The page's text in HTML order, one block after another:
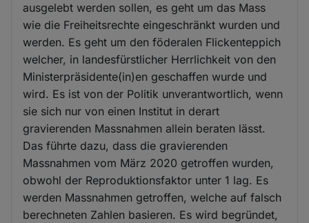
ausgelebt werden sollen, es geht um das Mass
wie die Freiheitsrechte eingeschränkt wurden und
werden. Es geht um den föderalen Flickenteppich
welcher, in landesfürstlicher Herrlichkeit von den
Ministerpräsidente(in)en geschaffen wurde und
wird. Es ist von der Politik unverantwortlich, wenn
sie sich nur von einen Institut in derart
gravierenden Massnahmen allein beraten lässt.
Das führte dazu, dass die gravierenden
Massnahmen vom März 2020 getroffen wurden,
obwohl der Reproduktionsfaktor unter 1 lag. Es
werden Massnahmen getroffen, welche auf falsch
berechneten Zahlen basieren. Es wird begründet,